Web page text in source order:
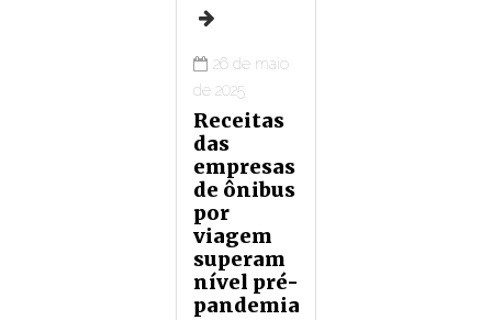
26 de maio
de 2025
Receitas
das
empresas
de ônibus
por
viagem
superam
nível pré-
pandemia